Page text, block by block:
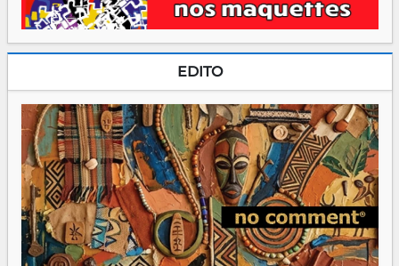
EDITO